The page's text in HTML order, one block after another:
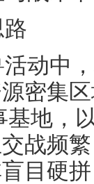
动中
密集
基地，
战频
目硬